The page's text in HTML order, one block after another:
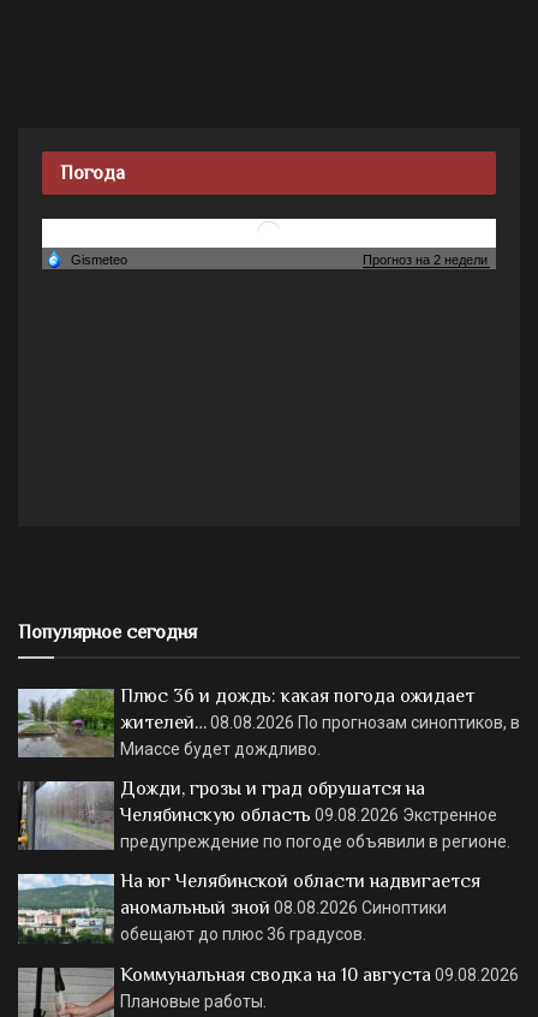
Погода
Популярное сегодня
Плюс 36 и дождь: какая погода ожидает
жителей…08.08.2026 По прогнозам синоптиков, в
Миассе будет дождливо.
Дожди, грозы и град обрушатся на
Челябинскую область 09.08.2026 Экстренное
предупреждение по погоде объявили в регионе.
На юг Челябинской области надвигается
аномальный зной 08.08.2026 Синоптики
обещают до плюс 36 градусов.
Коммунальная сводка на 10 августа 09.08.2026
Плановые работы.